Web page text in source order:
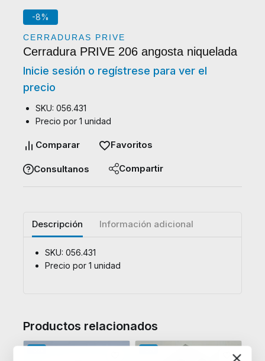
-8%
CERRADURAS PRIVE
Cerradura PRIVE 206 angosta niquelada
Inicie sesión o regístrese para ver el
precio
SKU: 056.431
Precio por 1 unidad
Comparar Favoritos
Consultanos Compartir
Descripción Información adicional
SKU: 056.431
Precio por 1 unidad
Productos relacionados